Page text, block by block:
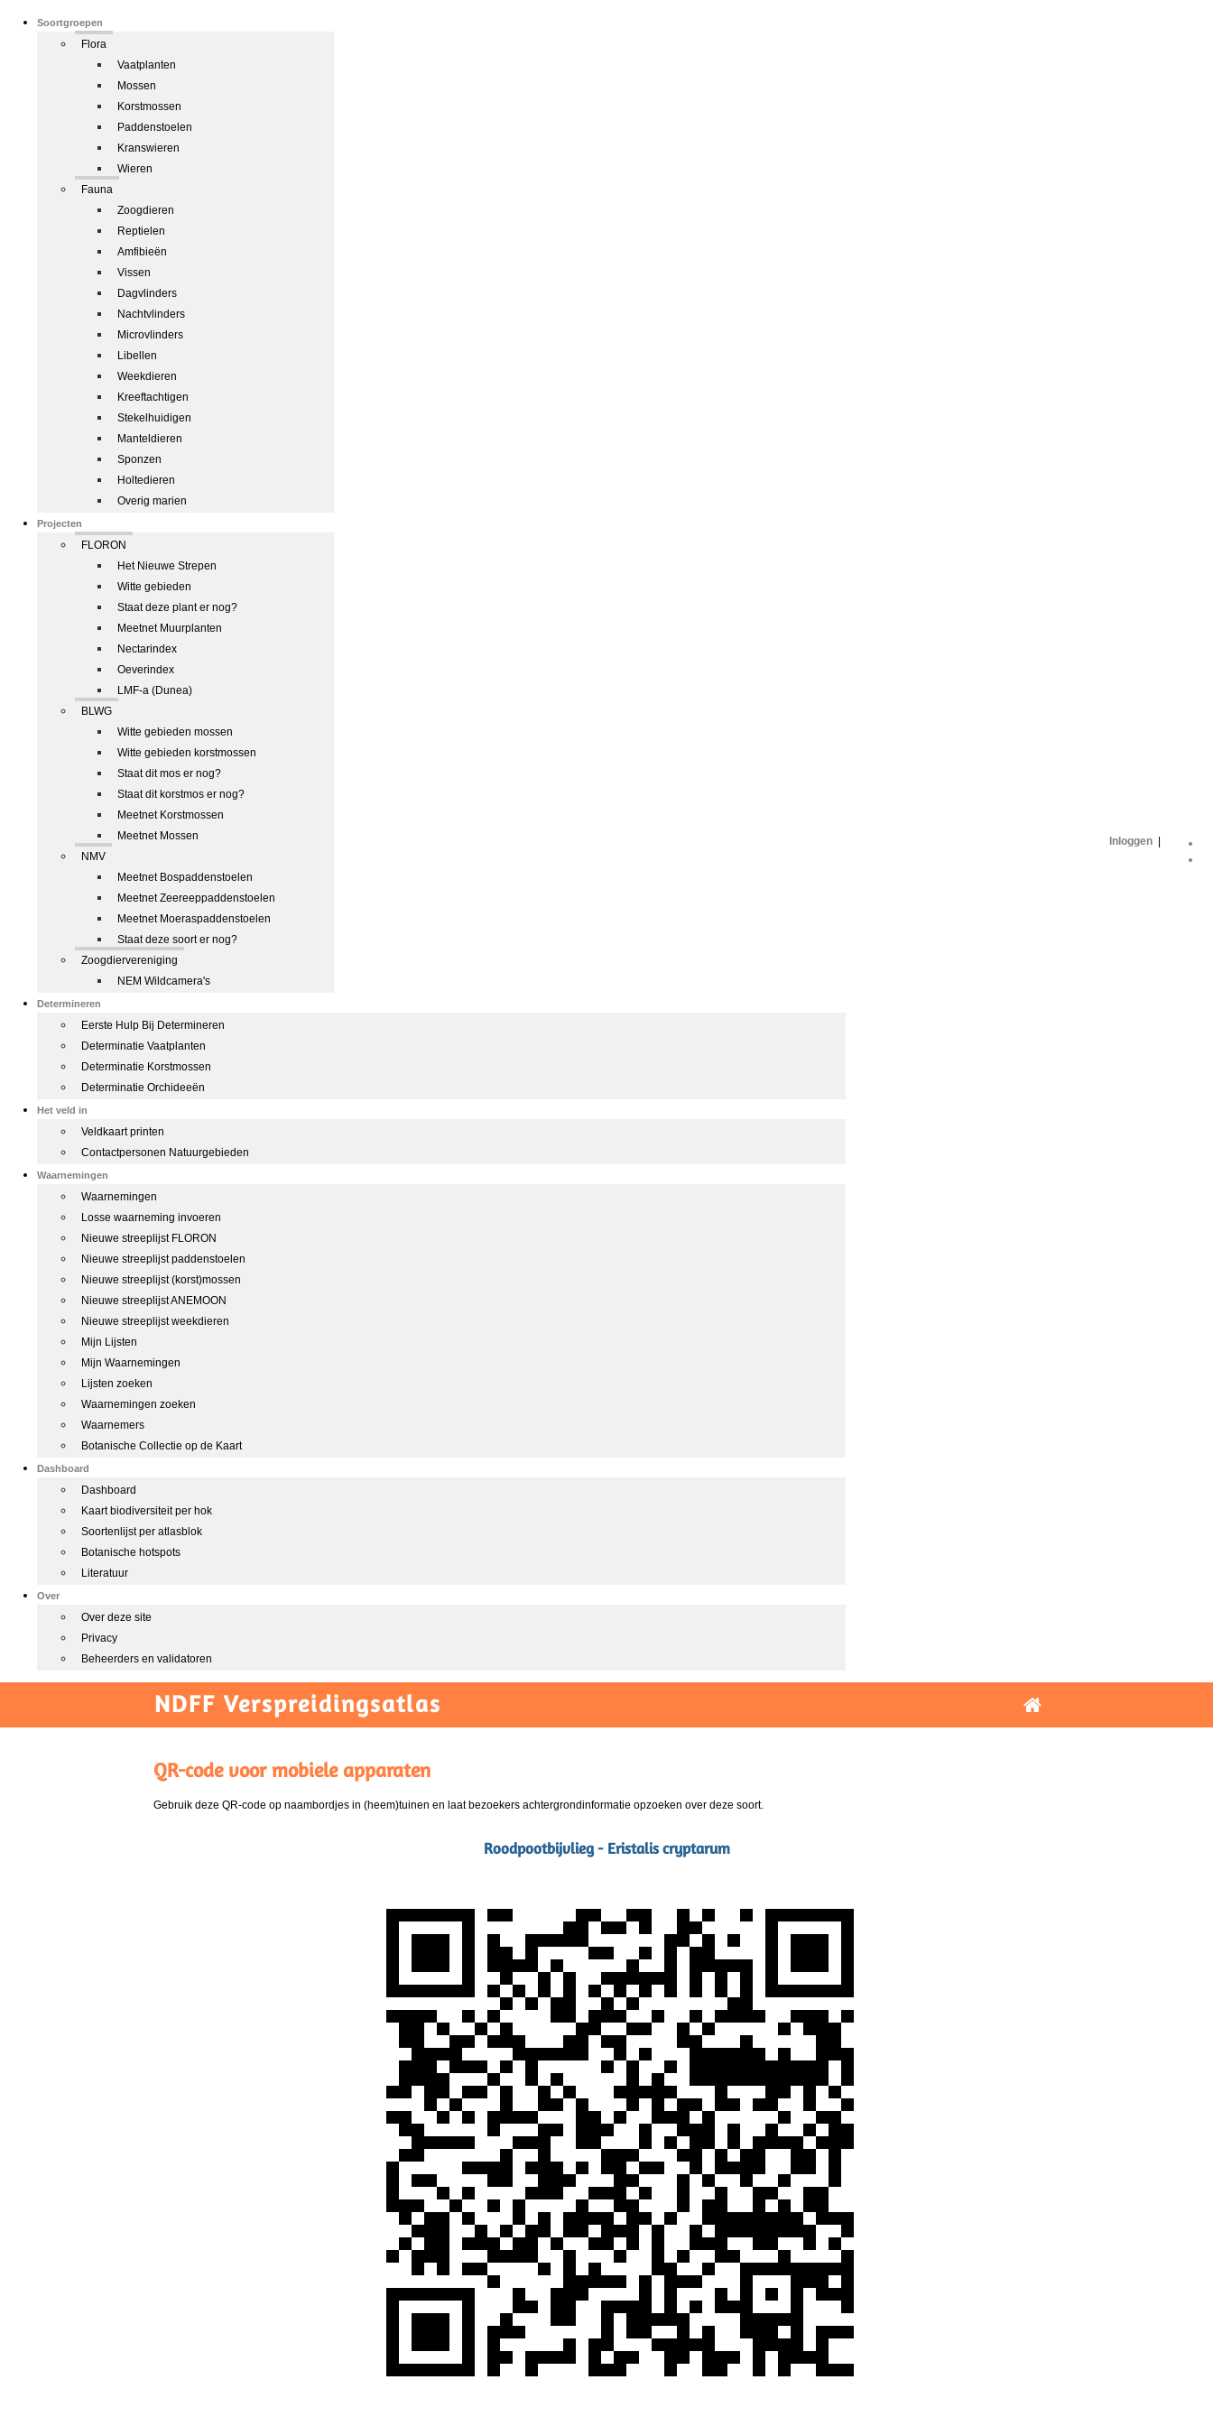
Soortgroepen
Flora
Vaatplanten
Mossen
Korstmossen
Paddenstoelen
Kranswieren
Wieren
Fauna
Zoogdieren
Reptielen
Amfibieën
Vissen
Dagvlinders
Nachtvlinders
Microvlinders
Libellen
Weekdieren
Kreeftachtigen
Stekelhuidigen
Manteldieren
Sponzen
Holtedieren
Overig marien
Projecten
FLORON
Het Nieuwe Strepen
Witte gebieden
Staat deze plant er nog?
Meetnet Muurplanten
Nectarindex
Oeverindex
LMF-a (Dunea)
BLWG
Witte gebieden mossen
Witte gebieden korstmossen
Staat dit mos er nog?
Staat dit korstmos er nog?
Meetnet Korstmossen
Meetnet Mossen
NMV
Meetnet Bospaddenstoelen
Meetnet Zeereeppaddenstoelen
Meetnet Moeraspaddenstoelen
Staat deze soort er nog?
Zoogdiervereniging
NEM Wildcamera's
Determineren
Eerste Hulp Bij Determineren
Determinatie Vaatplanten
Determinatie Korstmossen
Determinatie Orchideeën
Het veld in
Veldkaart printen
Contactpersonen Natuurgebieden
Waarnemingen
Waarnemingen
Losse waarneming invoeren
Nieuwe streeplijst FLORON
Nieuwe streeplijst paddenstoelen
Nieuwe streeplijst (korst)mossen
Nieuwe streeplijst ANEMOON
Nieuwe streeplijst weekdieren
Mijn Lijsten
Mijn Waarnemingen
Lijsten zoeken
Waarnemingen zoeken
Waarnemers
Botanische Collectie op de Kaart
Dashboard
Dashboard
Kaart biodiversiteit per hok
Soortenlijst per atlasblok
Botanische hotspots
Literatuur
Over
Over deze site
Privacy
Beheerders en validatoren
Inloggen
NDFF Verspreidingsatlas
QR-code voor mobiele apparaten
Gebruik deze QR-code op naambordjes in (heem)tuinen en laat bezoekers achtergrondinformatie opzoeken over deze soort.
Roodpootbijvlieg - Eristalis cryptarum